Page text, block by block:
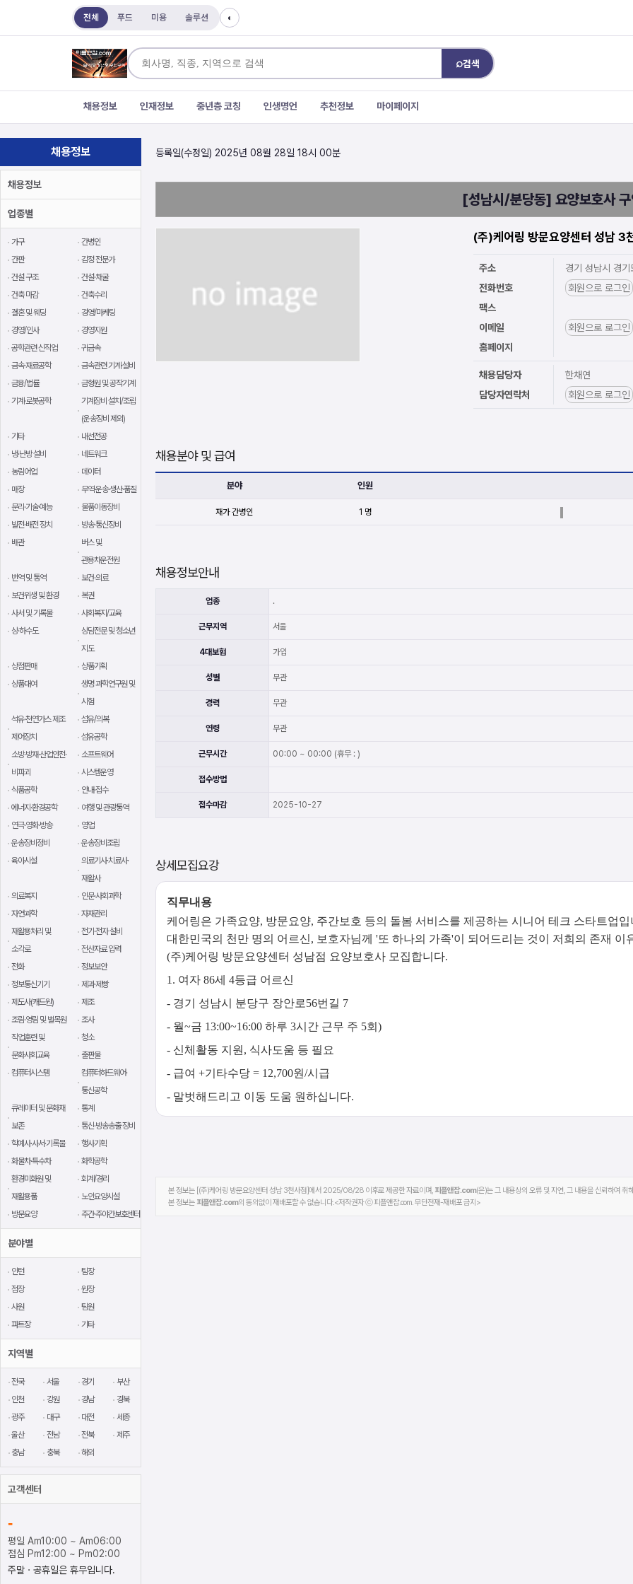
전체 푸드 미용 솔루션 ◐
⌕검색
채용정보 인재정보 중년층 코칭 인생명언 추천정보 마이페이지
채용정보
채용정보
업종별
가구
간병인
간판
감정 전문가
건설 구조
건설·채굴
건축 마감
건축수리
결혼 및 웨딩
경영/마케팅
경영/인사
경영지원
공학관련 신직업
귀금속
금속·재료공학
금속관련 기계·설비
금융/법률
금형원 및 공작기계
기계·로봇공학
기계장비 설치/조립
(운송장비 제외)
기타
내선전공
냉·난방 설비
네트워크
농림어업
데이터
매장
무역·운송·생산·품질
문리·기술·예능
물품이동장비
발전·배전 장치
방송·통신장비
배관
버스 및
관용차운전원
번역 및 통역
보건·의료
보건위생 및 환경
복권
사서 및 기록물
사회복지/교육
상·하수도
상담전문 및 청소년
지도
상점판매
상품기획
상품대여
생명 과학연구원 및
시험
석유·천연가스 제조
제어장치
섬유/의복
섬유공학
소방·방재·산업안전·
비파괴
소프트웨어
시스템운영
식품공학
안내·접수
에너지·환경공학
여행 및 관광통역
연극·영화·방송
영업
운송장비정비
운송장비조립
육아시설
의료기사·치료사·
재활사
의료복지
인문·사회과학
자연과학
자재관리
재활용처리 및
소각로
전기·전자 설비
전산자료 입력
전화
정보보안
정보통신기기
제과·제빵
제도사(캐드원)
제조
조림·영림 및 벌목원
조사
직업훈련 및
문화사회교육
청소
출판물
컴퓨터시스템
컴퓨터하드웨어·
통신공학
큐레이터 및 문화재
보존
통계
통신·방송송출 장비
학예사·사서·기록물
행사기획
화물차·특수차
화학공학
환경미화원 및
재활용품
회계/경리
노인요양시설
방문요양
주간·주야간보호센터
분야별
인턴
팀장
점장
원장
사원
팀원
파트장
기타
지역별
전국 서울 경기
부산
인천
강원 경남
경북
광주
대구 대전
세종
울산
전남 전북
제주
충남
충북 해외
고객센터
-
평일 Am10:00 ~ Am06:00
점심 Pm12:00 ~ Pm02:00
주말ㆍ공휴일은 휴무입니다.
등록일(수정일) 2025년 08월 28일 18시 00분
[성남시/분당동] 요양보호사
(주)케어링 방문요양센터 성남 3
주소
경기 성남시 경
전화번호
회원으로 로그인
팩스
이메일
회원으로 로그인
홈페이지
채용담당자
한채연
담당자연락처
회원으로 로그인
채용분야 및 급여
분야 인원
재가 간병인 1 명
채용정보안내
업종 .
근무지역 서울
4대보험 가입
성별 무관
경력 무관
연령 무관
근무시간 00:00 ~ 00:00 (휴무 : )
접수방법
접수마감 2025-10-27
상세모집요강
직무내용
케어링은 가족요양, 방문요양, 주간보호 등의 돌봄 서비스를 제공하는 시니어 테크 스타트업입
대한민국의 천만 명의 어르신, 보호자님께 '또 하나의 가족'이 되어드리는 것이 저희의 존재 이
(주)케어링 방문요양센터 성남점 요양보호사 모집합니다.
1. 여자 86세 4등급 어르신
- 경기 성남시 분당구 장안로56번길 7
- 월~금 13:00~16:00 하루 3시간 근무 주 5회)
- 신체활동 지원, 식사도움 등 필요
- 급여 +기타수당 = 12,700원/시급
- 말벗해드리고 이동 도움 원하십니다.
본 정보는 [(주)케어링 방문요양센터 성남 3천사점]에서 2025/08/28 이후로 제공한 자료이며, 피플앤잡.com(은)는 그 내용상의 오류 및 지연, 그 내용을 신뢰하여 취
본 정보는 피플앤잡.com의 동의없이 재배포할 수 없습니다.<저작권자 ⓒ 피플앤잡.com. 무단전재-재배포 금지>